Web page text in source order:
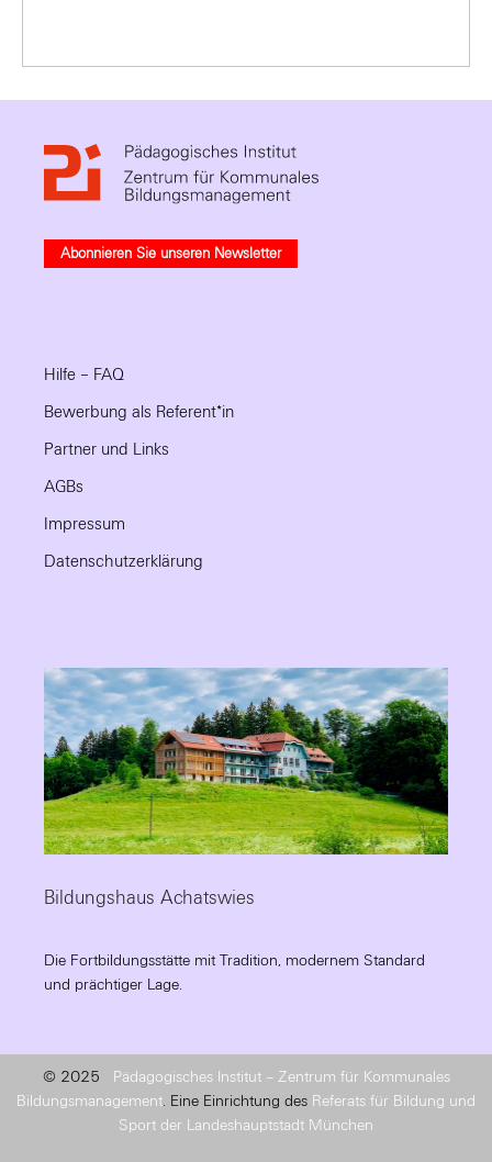
Abonnieren Sie unseren Newsletter
Hilfe – FAQ
Bewerbung als Referent*in
Partner und Links
AGBs
Impressum
Datenschutzerklärung
Bildungshaus Achatswies
Die Fortbildungsstätte mit Tradition, modernem Standard
und prächtiger Lage.
© 2025 Pädagogisches Institut – Zentrum für Kommunales
Bildungsmanagement. Eine Einrichtung des Referats für Bildung und
Sport der Landeshauptstadt München